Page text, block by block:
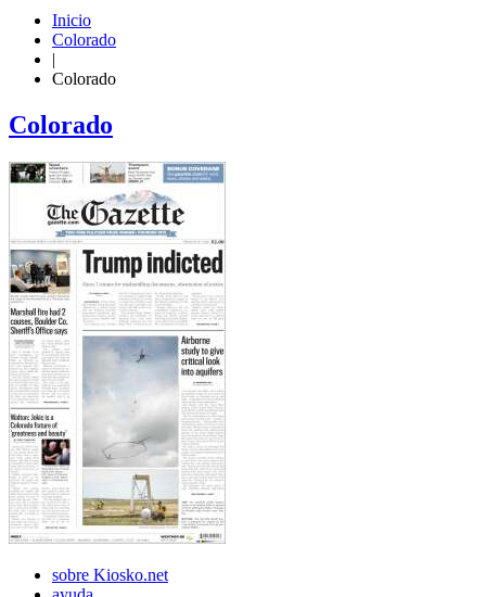
Inicio
Colorado
|
Colorado
Colorado
sobre Kiosko.net